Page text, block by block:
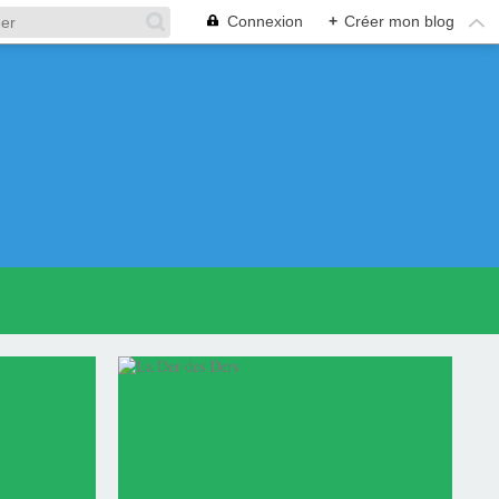
Connexion + Créer mon blog